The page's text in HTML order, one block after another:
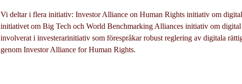
Vi deltar i flera initiativ: Investor Alliance on Human Rights initiativ om
initiativet om Big Tech och World Benchmarking Alliances initiativ om
involverat i investerarinitiativ som förespråkar robust reglering av digitala
genom Investor Alliance for Human Rights.